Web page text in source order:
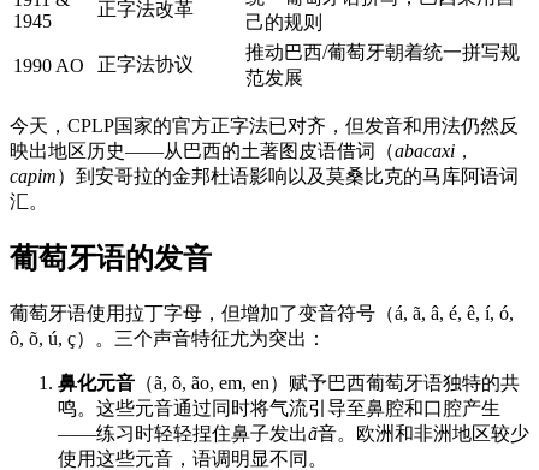
1945
正字法改革
己的规则
1990 AO 正字法协议
推动巴西/葡萄牙朝着统一拼写规
范发展
今天，CPLP国家的官方正字法已对齐，但发音和用法仍然反
映出地区历史——从巴西的土著图皮语借词（abacaxi ，
capim）到安哥拉的金邦杜语影响以及莫桑比克的马库阿语词
汇。
葡萄牙语的发音
葡萄牙语使用拉丁字母，但增加了变音符号（á, ã, â, é, ê, í, ó,
ô, õ, ú, ç）。三个声音特征尤为突出：
鼻化元音 （ã, õ, ão, em, en）赋予巴西葡萄牙语独特的共
鸣。这些元音通过同时将气流引导至鼻腔和口腔产生
——练习时轻轻捏住鼻子发出ã音。欧洲和非洲地区较少
使用这些元音，语调明显不同。